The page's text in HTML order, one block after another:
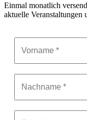
Einmal monatlich
aktuelle Veranstaltungen